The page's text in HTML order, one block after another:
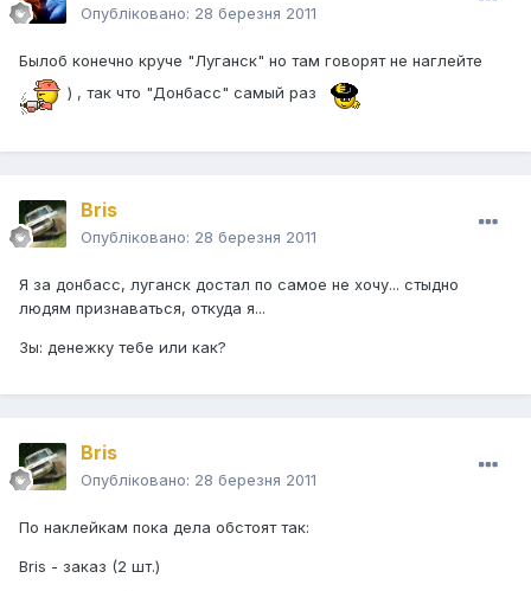
Опубліковано: 28 березня 2011
Былоб конечно круче "Луганск" но там говорят не наглейте
) , так что "Донбасс" самый раз
Bris
Опубліковано: 28 березня 2011
Я за донбасс, луганск достал по самое не хочу... стыдно
людям признаваться, откуда я...
Зы: денежку тебе или как?
Bris
Опубліковано: 28 березня 2011
По наклейкам пока дела обстоят так:
Bris - заказ (2 шт.)